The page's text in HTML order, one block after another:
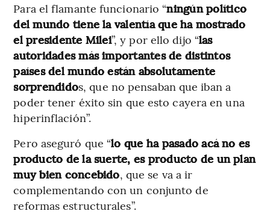
Para el flamante funcionario “ningún político
del mundo tiene la valentía que ha mostrado
el presidente Milei”, y por ello dijo “las
autoridades más importantes de distintos
países del mundo están absolutamente
sorprendidos, que no pensaban que iban a
poder tener éxito sin que esto cayera en una
hiperinflación”.
Pero aseguró que “lo que ha pasado acá no es
producto de la suerte, es producto de un plan
muy bien concebido, que se va a ir
complementando con un conjunto de
reformas estructurales”.